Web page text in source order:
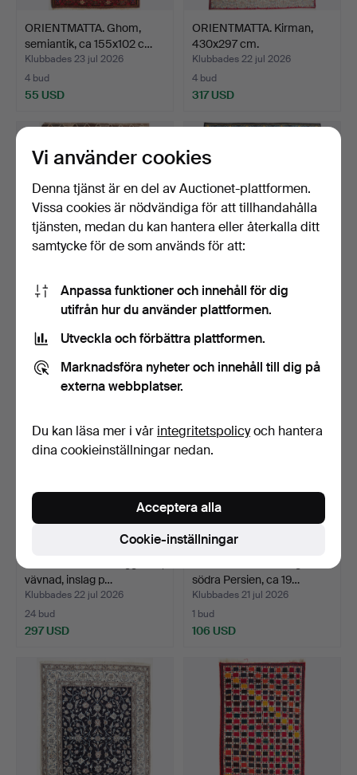
ORIENTMATTA. Ghom,
semiantik, ca 155x102 c…
Klubbades 23 jul 2026
4 bud
55 USD
ORIENTMATTA. Kirman,
430x297 cm.
Klubbades 22 jul 2026
4 bud
317 USD
KELIM. Modern, ull, ca
253x177 cm.
13 bud
317 USD
ORIENTMATTA, figural, old,
blå botten, 195…
5 bud
211 USD
vävnad, inslag p…
Klubbades 22 jul 2026
24 bud
297 USD
södra Persien, ca 19…
Klubbades 21 jul 2026
1 bud
106 USD
Vi använder cookies
Denna tjänst är en del av Auctionet-plattformen.
Vissa cookies är nödvändiga för att tillhandahålla
tjänsten, medan du kan hantera eller återkalla ditt
samtycke för de som används för att:
Anpassa funktioner och innehåll för dig
utifrån hur du använder plattformen.
Utveckla och förbättra plattformen.
Marknadsföra nyheter och innehåll till dig på
externa webbplatser.
Du kan läsa mer i vår integritetspolicyoch hantera
dina cookieinställningar nedan.
Cookie-inställningar
Acceptera alla